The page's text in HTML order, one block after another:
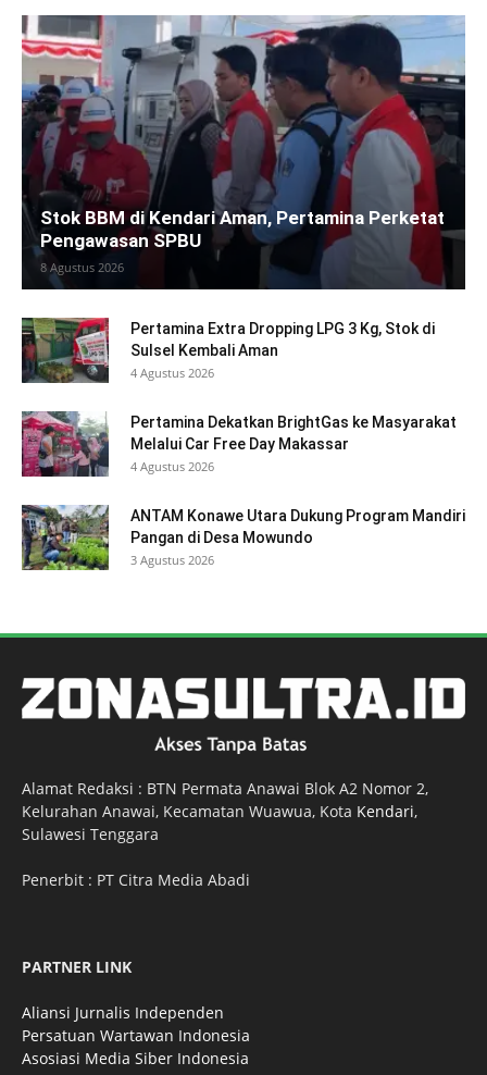
Stok BBM di Kendari Aman, Pertamina Perketat
Pengawasan SPBU
8 Agustus 2026
Pertamina Extra Dropping LPG 3 Kg, Stok di
Sulsel Kembali Aman
4 Agustus 2026
Pertamina Dekatkan BrightGas ke Masyarakat
Melalui Car Free Day Makassar
4 Agustus 2026
ANTAM Konawe Utara Dukung Program Mandiri
Pangan di Desa Mowundo
3 Agustus 2026
Alamat Redaksi : BTN Permata Anawai Blok A2 Nomor 2,
Kelurahan Anawai, Kecamatan Wuawua, Kota Kendari,
Sulawesi Tenggara
Penerbit : PT Citra Media Abadi
PARTNER LINK
Aliansi Jurnalis Independen
Persatuan Wartawan Indonesia
Asosiasi Media Siber Indonesia